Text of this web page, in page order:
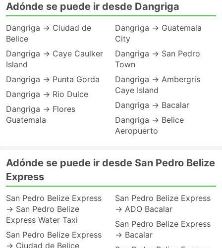
Adónde se puede ir desde Dangriga
Dangriga → Ciudad de
Belice
Dangriga → Caye Caulker
Island
Dangriga → Punta Gorda
Dangriga → Rio Dulce
Dangriga → Flores
Guatemala
Dangriga → Guatemala
City
Dangriga → San Pedro
Town
Dangriga → Ambergris
Caye Island
Dangriga → Bacalar
Dangriga → Belice
Aeropuerto
Adónde se puede ir desde San Pedro Belize
Express
San Pedro Belize Express
→ San Pedro Belize
Express Water Taxi
San Pedro Belize Express
→ Ciudad de Belice
San Pedro Belize Express
→ ADO Bacalar
San Pedro Belize Express
→ Bacalar